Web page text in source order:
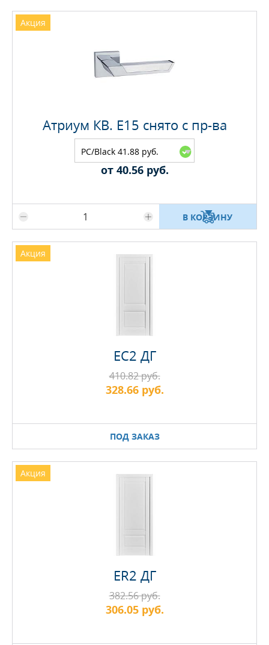
Акция
Атриум КВ. E15 снято с пр-ва
PC/Black 41.88 руб.
В КОРЗИНУ
от 40.56 руб.
Акция
EC2 ДГ
ПОД ЗАКАЗ
410.82 руб.
328.66 руб.
Акция
ER2 ДГ
382.56 руб.
306.05 руб.